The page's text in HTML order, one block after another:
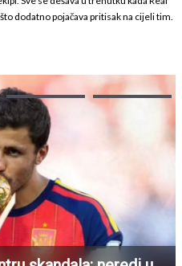
dodatno pojačava pritisak na cijeli tim.